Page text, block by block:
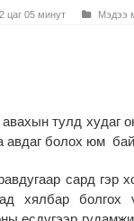
цаг 05 минут Мэдээ
тулд худаг
авдаг болох юм
сард гэр
хялбар болгох